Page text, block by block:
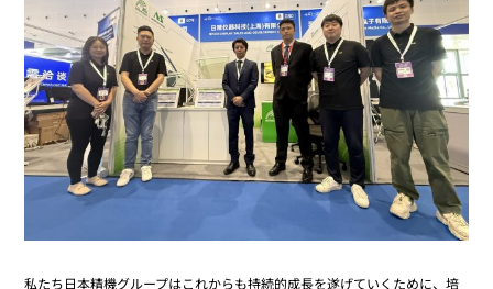
私たち日本精機グループはこれからも持続的成長を遂げていくために、培